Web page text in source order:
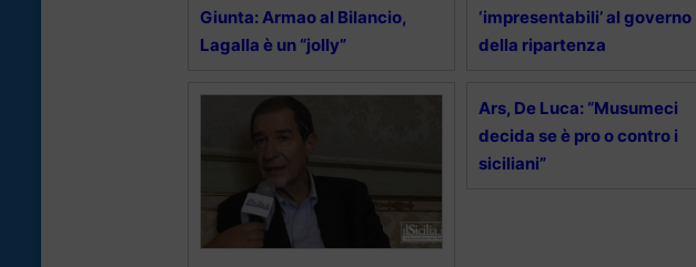
Giunta: Armao al Bilancio,
Lagalla è un “jolly”
‘impresentabili’ al governo
della ripartenza
Ars, De Luca: “Musumeci
decida se è pro o contro i
siciliani”